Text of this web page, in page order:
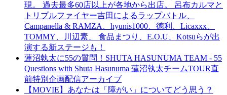
現。 過去最多60店以上が各地から出店。 呂布カルマと
トリプルファイヤー吉田によるラップバトル、
Campanella & RAMZA、hyunis1000、徳利、Licaxxx、
TOMMY、川辺素、 食品まつり、E.O.U、Kotsuらが出
演する新ステージも！
蓮沼執太に55の質問！SHUTA HASUNUMA TEAM - 55
Questions with Shuta Hasunuma 蓮沼執太チームTOUR直
前特別企画配信アーカイブ
【MOVIE】あなたは「障がい」についてどう思う？